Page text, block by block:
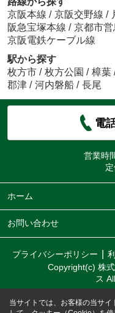
京阪本線 / 京阪交野線 /
阪急宝塚本線 / 京都市
京阪電鉄ケーブル線
駅から探す
枚方市 / 枚方公園 / 樟葉
郡津 / 河内磐船 / 長尾
電
営業時
定
ホーム
お問い合わせ
プライバシーポリシー
Copyright(c) 株
ス
当サイトでは、お客様の当サ